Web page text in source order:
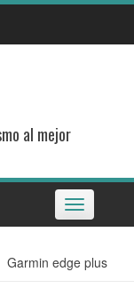
al mejor
Toggle
navigation
Garmin edge plus